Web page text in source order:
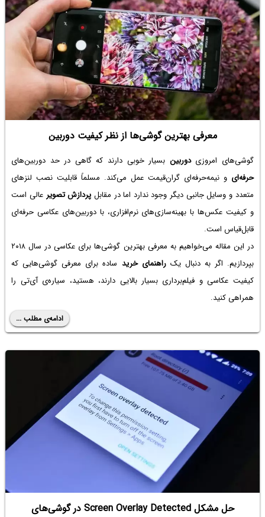
و همین‌طور آپدیت بهتر و حتی دسترسی بهروتدارد.
معرفی بهترین گوشی‌ها از نظر کیفیت دوربین
گوشی‌های امروزیدوربین بسیار خوبی دارند که گاهی در حد دوربین‌های
حرفه‌ای و نیمه‌حرفه‌ای گران‌قیمت عمل می‌کند. مسلماً قابلیت نصب لنزهای
متعدد و وسایل جانبی دیگر وجود ندارد اما در مقابل پردازش تصویر عالی است
و کیفیت عکس‌ها با بهینه‌سازی‌های نرم‌افزاری، با دوربین‌های عکاسی حرفه‌ای
قابل‌قیاس است.
در این مقاله می‌خواهیم به معرفی بهترین گوشی‌ها برای عکاسی در سال ۲۰۱۸
بپردازیم. اگر به دنبال یکراهنمای خرید ساده برای معرفی گوشی‌هایی که
کیفیت عکاسی و فیلم‌برداری بسیار بالایی دارند، هستید، سیاره‌ی آی‌تی را
همراهی کنید.
ادامه‌ی مطلب ...
حل مشکل Screen Overlay Detected در گوشی‌های